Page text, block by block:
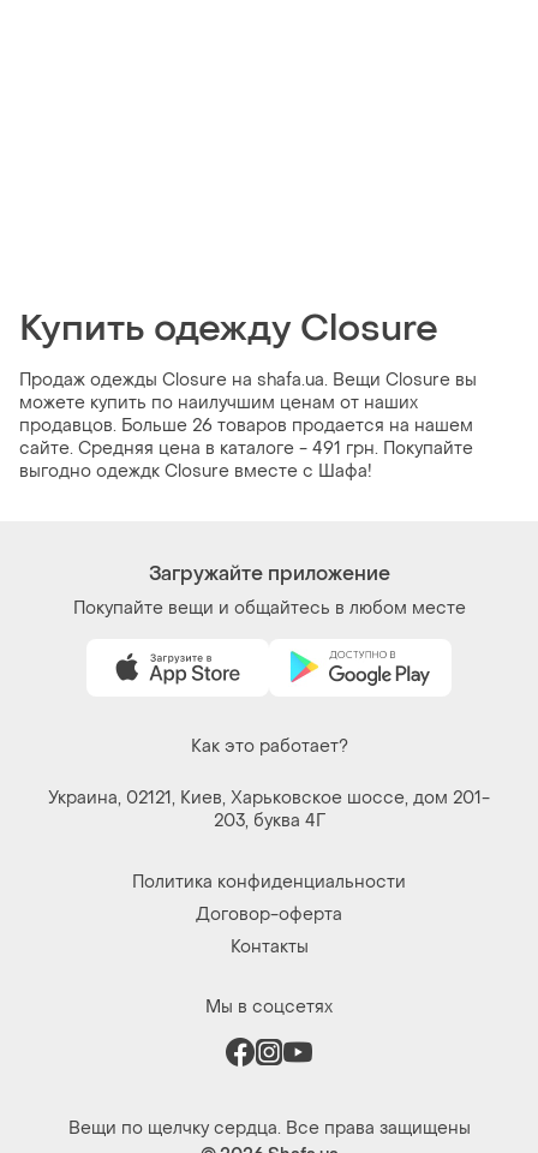
Купить одежду Closure
Продаж одежды Closure на shafa.ua. Вещи Closure вы
можете купить по наилучшим ценам от наших
продавцов. Больше 26 товаров продается на нашем
сайте. Средняя цена в каталоге - 491 грн. Покупайте
выгодно одеждк Closure вместе с Шафа!
Загружайте приложение
Покупайте вещи и общайтесь в любом месте
Как это работает?
Украина, 02121, Киев, Харьковское шоссе, дом 201-
203, буква 4Г
Политика конфиденциальности
Договор-оферта
Контакты
Мы в соцсетях
Вещи по щелчку сердца. Все права защищены